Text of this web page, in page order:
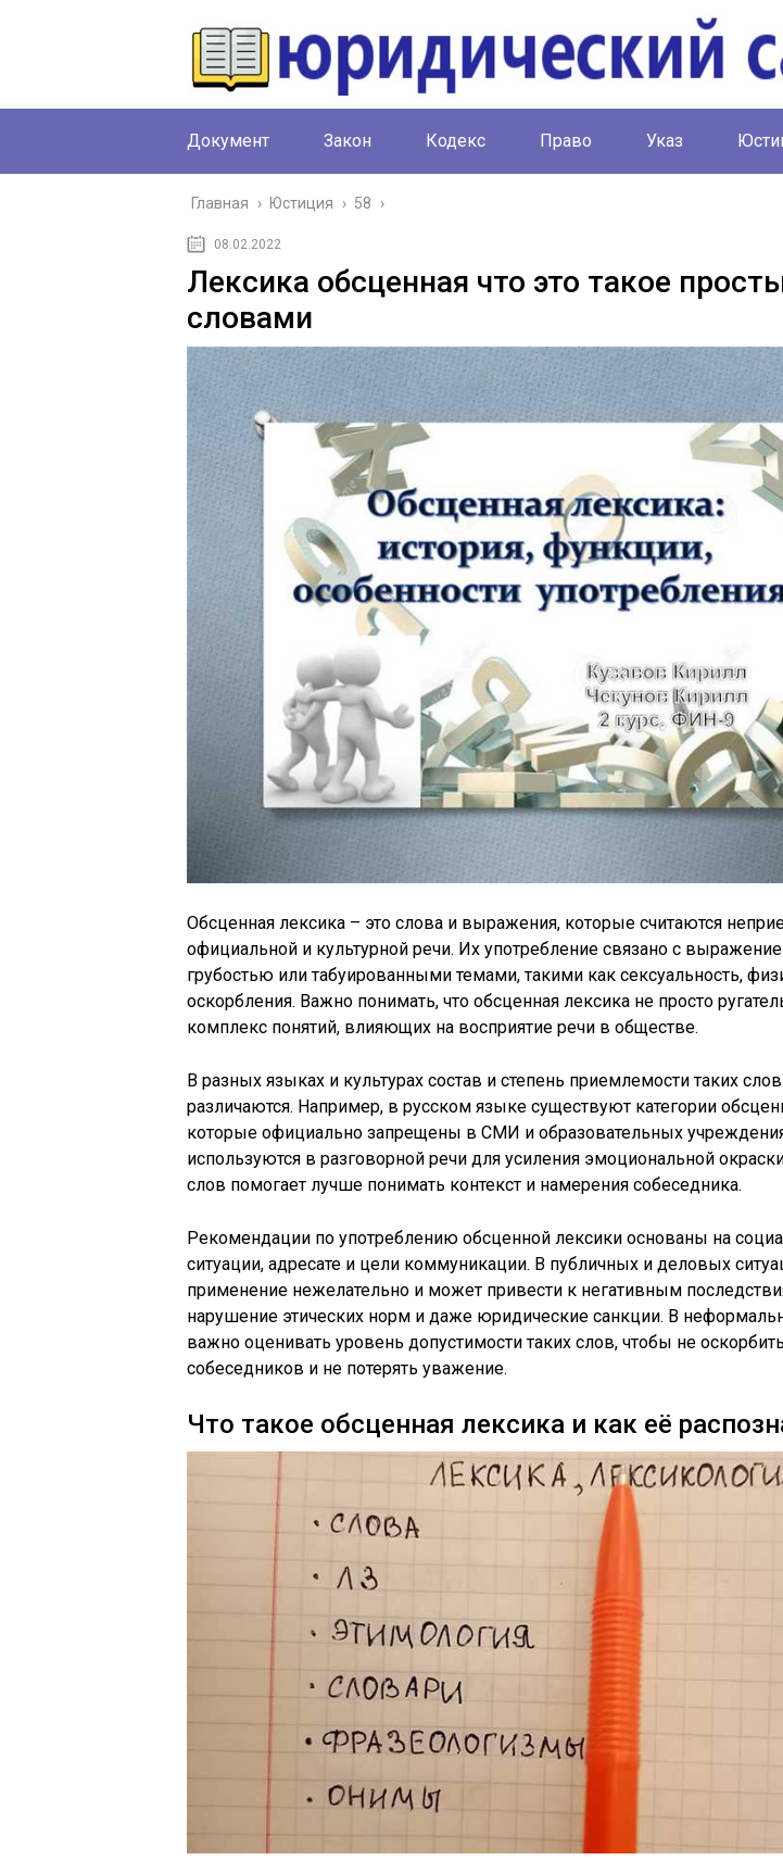
Документ Закон Кодекс Право Указ
Главная › Юстиция › 58 ›
08.02.2022
Лексика обсценная что это такое
словами
Обсценная лексика – это слова и выражения, которые считаются
официальной и культурной речи. Их употребление связано с
грубостью или табуированными темами, такими как сексуальность,
оскорбления. Важно понимать, что обсценная лексика не просто
комплекс понятий, влияющих на восприятие речи в обществе.
В разных языках и культурах состав и степень приемлемости таких
различаются. Например, в русском языке существуют категории
которые официально запрещены в СМИ и образовательных
используются в разговорной речи для усиления эмоциональной
слов помогает лучше понимать контекст и намерения собеседника.
Рекомендации по употреблению обсценной лексики основаны на
ситуации, адресате и цели коммуникации. В публичных и деловых
применение нежелательно и может привести к негативным
нарушение этических норм и даже юридические санкции. В
важно оценивать уровень допустимости таких слов, чтобы не оскорбить
собеседников и не потерять уважение.
Что такое обсценная лексика и как её